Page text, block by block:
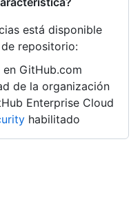
está disponible
repositorio:
GitHub.com
de la organización
Enterprise Cloud
habilitado